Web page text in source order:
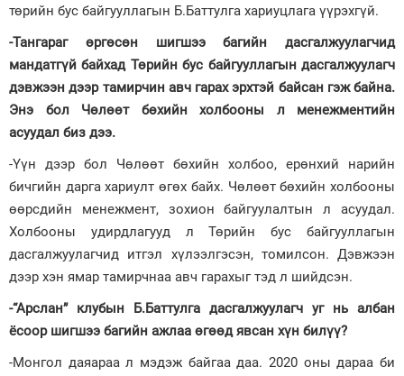
төрийн бус байгууллагын Б.Баттулга хариуцлага үүрэхгүй.
-Тангараг өргөсөн шигшээ багийн дасгалжуулагчид
мандатгүй байхад Төрийн бус байгууллагын дасгалжуулагч
дэвжээн дээр тамирчин авч гарах эрхтэй байсан гэж байна.
Энэ бол Чөлөөт бөхийн холбооны л менежментийн
асуудал биз дээ.
-Үүн дээр бол Чөлөөт бөхийн холбоо, ерөнхий нарийн
бичгийн дарга хариулт өгөх байх. Чөлөөт бөхийн холбооны
өөрсдийн менежмент, зохион байгуулалтын л асуудал.
Холбооны удирдлагууд л Төрийн бус байгууллагын
дасгалжуулагчид итгэл хүлээлгэсэн, томилсон. Дэвжээн
дээр хэн ямар тамирчнаа авч гарахыг тэд л шийдсэн.
-“Арслан” клубын Б.Баттулга дасгалжуулагч уг нь албан
ёсоор шигшээ багийн ажлаа өгөөд явсан хүн билүү?
-Монгол даяараа л мэдэж байгаа даа. 2020 оны дараа би